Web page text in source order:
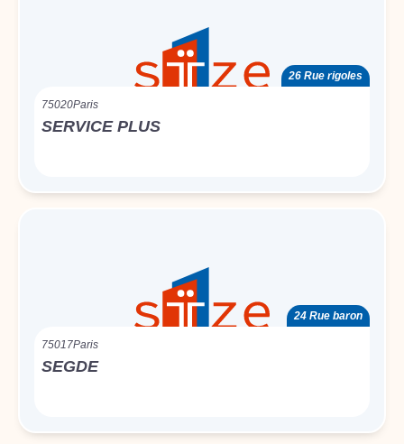
26 Rue rigoles
75020Paris
SERVICE PLUS
24 Rue baron
75017Paris
SEGDE